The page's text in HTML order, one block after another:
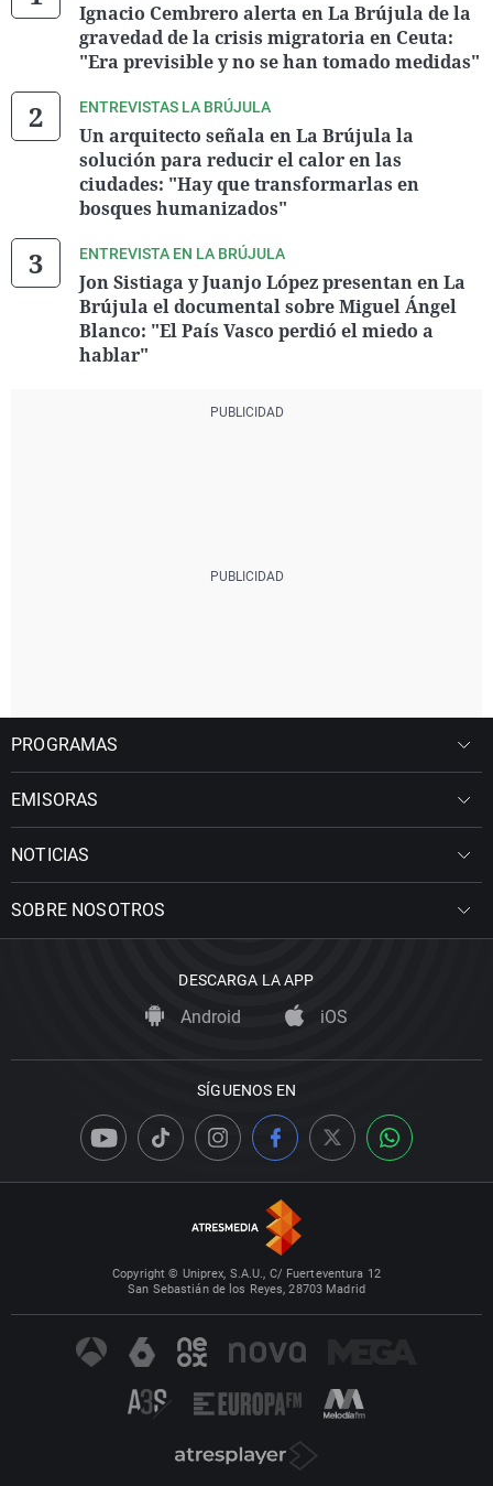
Ignacio Cembrero alerta en La Brújula de la
gravedad de la crisis migratoria en Ceuta:
"Era previsible y no se han tomado medidas"
ENTREVISTAS LA BRÚJULA
Un arquitecto señala en La Brújula la
solución para reducir el calor en las
ciudades: "Hay que transformarlas en
bosques humanizados"
ENTREVISTA EN LA BRÚJULA
Jon Sistiaga y Juanjo López presentan en La
Brújula el documental sobre Miguel Ángel
Blanco: "El País Vasco perdió el miedo a
hablar"
PROGRAMAS
EMISORAS
NOTICIAS
SOBRE NOSOTROS
DESCARGA LA APP
Android iOS
SÍGUENOS EN
Copyright © Uniprex, S.A.U., C/ Fuerteventura 12
San Sebastián de los Reyes, 28703 Madrid